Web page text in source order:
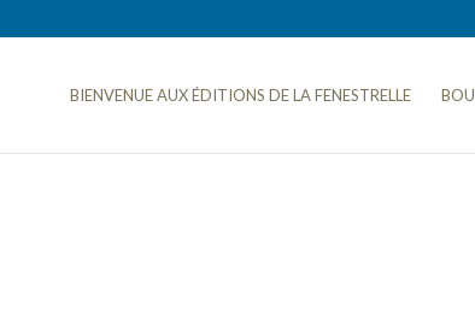
BIENVENUE AUX ÉDITIONS DE LA FENESTRELLE